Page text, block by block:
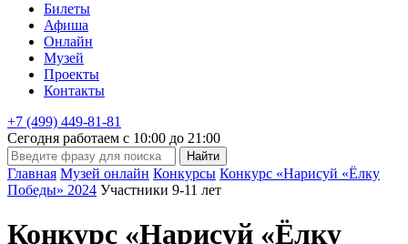
Билеты
Афиша
Онлайн
Музей
Проекты
Контакты
+7 (499) 449-81-81
Сегодня работаем с 10:00 до 21:00
Главная Музей онлайн Конкурсы Конкурс «Нарисуй «Ёлку
Победы» 2024 Участники 9-11 лет
Конкурс «Нарисуй «Ёлку